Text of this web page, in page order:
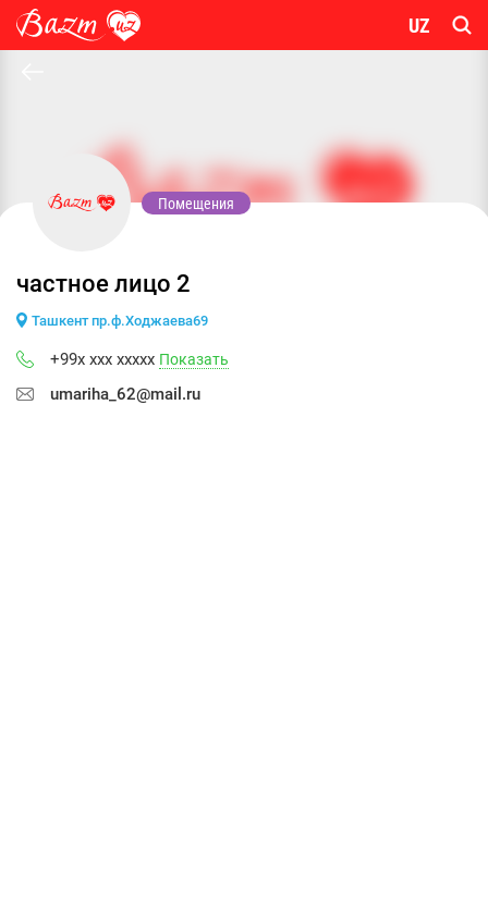
UZ
Помещения
частное лицо 2
Ташкент пр.ф.Ходжаева69
+99x xxx xxxxx Показать
umariha_62@mail.ru